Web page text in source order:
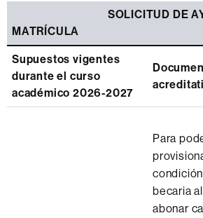
SOLICITUD DE
MATRÍCULA
Supuestos vigentes
durante el curso
académico 2026-2027
Para
becaria
abonar